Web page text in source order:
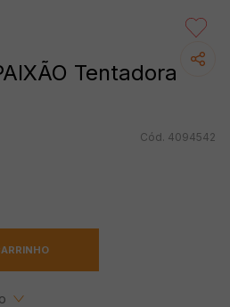
Tentadora
4094542